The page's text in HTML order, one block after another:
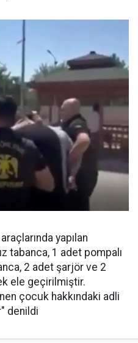
yapılan
tabanca, 1 adet pompalı
2 adet şarjör ve 2
ele geçirilmiştir.
çocuk hakkındaki adli
denildi